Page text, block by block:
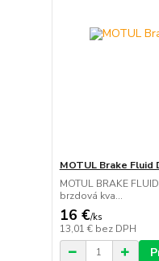
MOTUL Brake Fluid
MOTUL BRAKE
brzdová kva...
16 €/ks
13,01 € bez DPH